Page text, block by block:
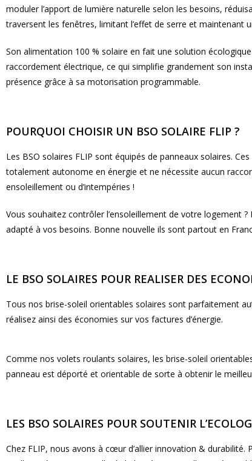
moduler l’apport de lumière naturelle selon les besoins,
traversent les fenêtres, limitant l’effet de serre et maintenant
Son alimentation 100 % solaire en fait une solution
raccordement électrique, ce qui simplifie grandement son
présence grâce à sa motorisation programmable.
POURQUOI CHOISIR UN BSO SOLAIRE FLIP ?
Les BSO solaires FLIP sont équipés de panneaux solaires.
totalement autonome en énergie et ne nécessite aucun
ensoleillement ou d’intempéries !
Vous souhaitez contrôler l’ensoleillement de votre logement
adapté à vos besoins. Bonne nouvelle ils sont partout en
LE BSO SOLAIRES POUR REALISER DES
Tous nos brise-soleil orientables solaires sont parfaitement
réalisez ainsi des économies sur vos factures d’énergie.
Comme nos volets roulants solaires, les brise-soleil
panneau est déporté et orientable de sorte à obtenir le
LES BSO SOLAIRES POUR SOUTENIR
Chez FLIP, nous avons à cœur d’allier innovation &